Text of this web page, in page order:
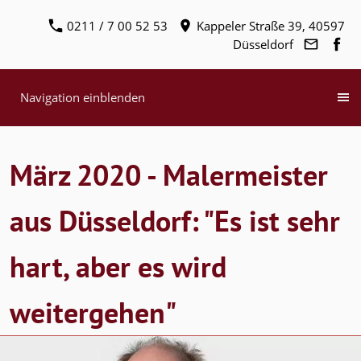
0211 / 7 00 52 53
Kappeler Straße 39, 40597
Düsseldorf
Navigation einblenden
März 2020 - Malermeister
aus Düsseldorf: "Es ist sehr
hart, aber es wird
weitergehen"